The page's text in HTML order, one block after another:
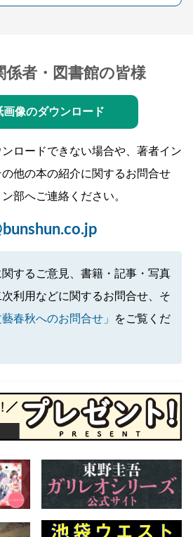
係者・図書館の皆様
画像のダウンロード
ロードできない場合や、著者イン
他の本の紹介に関するお問合せ
部へご連絡ください。
するご意見、書籍・記事・写真
利用などに関するお問合せ、そ
藝春秋へのお問合せ」
をご覧くだ